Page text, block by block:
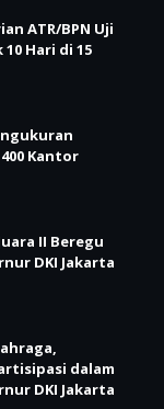
ATR/BPN Uji
Hari di 15
Kantor
II Beregu
DKI Jakarta
dalam
DKI Jakarta